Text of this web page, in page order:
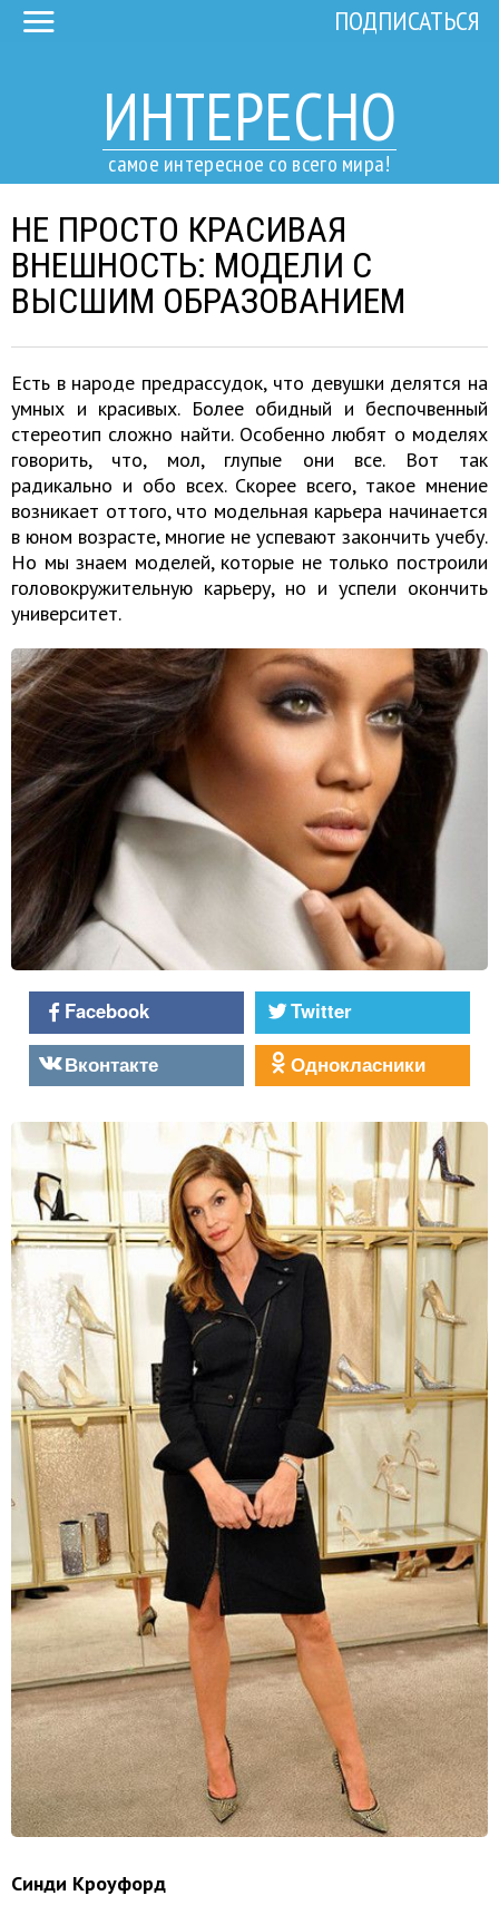
ИНТЕРЕСНО
самое интересное со всего мира!
ПОДПИСАТЬСЯ
НЕ ПРОСТО КРАСИВАЯ
ВНЕШНОСТЬ: МОДЕЛИ С
ВЫСШИМ ОБРАЗОВАНИЕМ
Есть в народе предрассудок, что девушки делятся на
умных и красивых. Более обидный и беспочвенный
стереотип сложно найти. Особенно любят о моделях
говорить, что, мол, глупые они все. Вот так
радикально и обо всех. Скорее всего, такое мнение
возникает оттого, что модельная карьера начинается
в юном возрасте, многие не успевают закончить учебу.
Но мы знаем моделей, которые не только построили
головокружительную карьеру, но и успели окончить
университет.
Facebook
Twitter
Вконтакте
Однокласники
Синди Кроуфорд